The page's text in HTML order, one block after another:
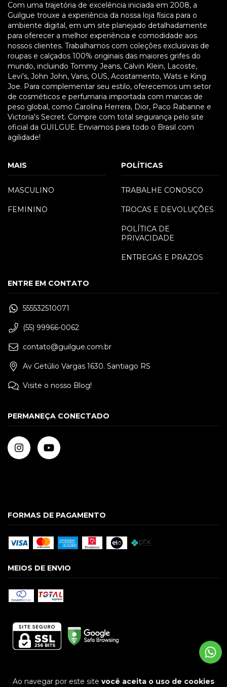
Ao navegar por este sitevocê aceita o uso de cookies
Com uma trajetória de excelência iniciada em 2008, a
Guilgue trouxe a experiência da nossa loja física para o
ambiente digital, em um site planejado detalhadamente
para oferecer a melhor experiência e comodidade aos
nossos clientes. Trabalhamos com coleções exclusivas de
roupas e calçados 100% originais das maiores grifes do
mundo, incluindo Tommy Jeans, Calvin Klein, Lacoste,
Levi's, John John, Vans, OUS, Acostamento, Wats e King
Joe. Para complementar seu estilo, oferecemos um setor
de cosméticos e perfumaria importada com marcas de
peso global, como Carolina Herrera, Dior, Paco Rabanne e
Victoria's Secret. Compre com total segurança pelo site
oficial da GUILGUE. Enviamos para todo o Brasil com
agilidade!
MAIS
MASCULINO
FEMININO
POLÍTICAS
TRABALHE CONOSCO
TROCAS E DEVOLUÇÕES
POLÍTICA DE
PRIVACIDADE
ENTREGAS E PRAZOS
ENTRE EM CONTATO
555532510071
(55) 99966-0062
contato@guilgue.com.br
Av Getúlio Vargas 1630. Santiago RS
Visite o nosso Blog!
PERMANEÇA CONECTADO
FORMAS DE PAGAMENTO
MEIOS DE ENVIO
Copyright GUILGUE LTDA - 09586928000174 - 2026. Todos os direitos